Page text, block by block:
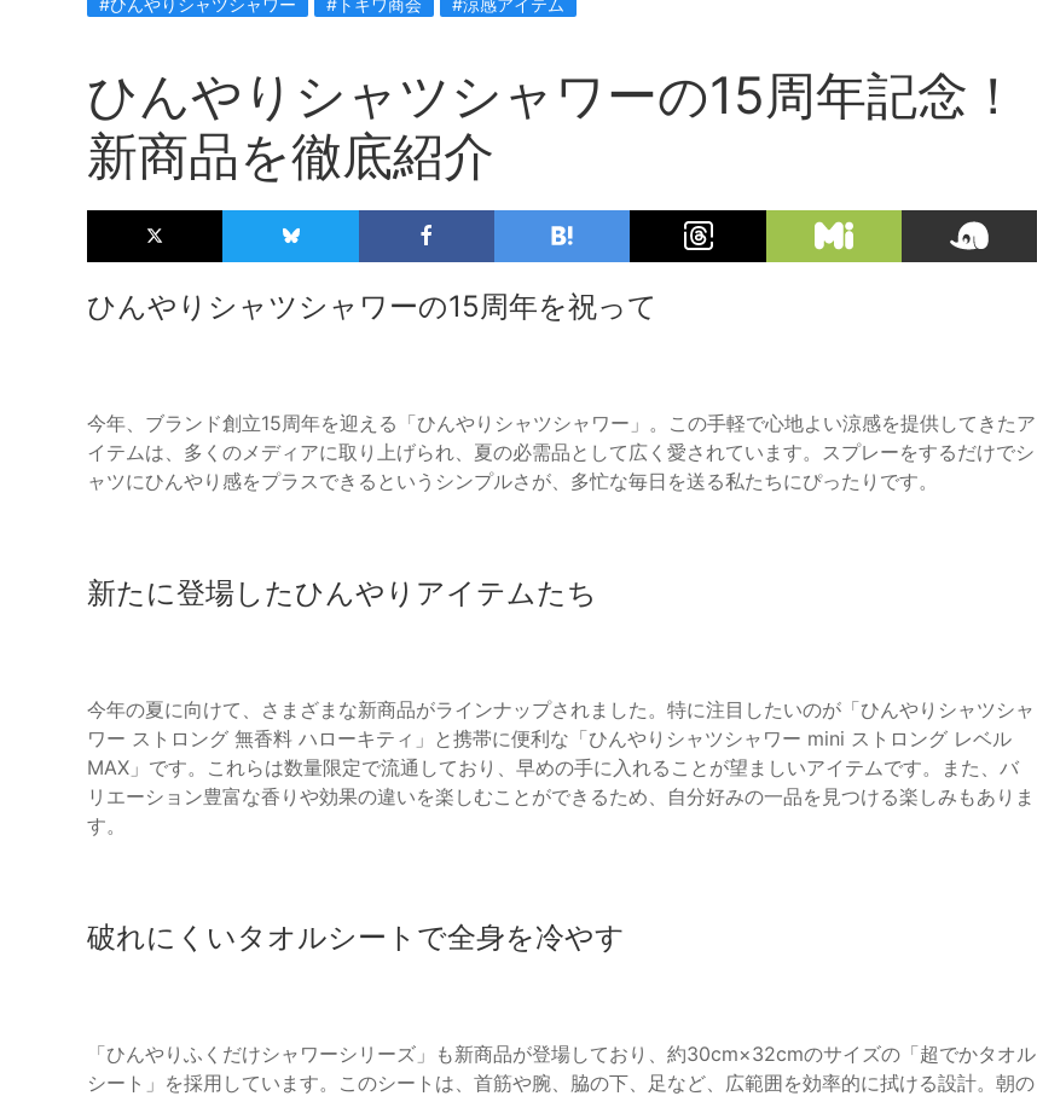
ひんやりシャツシャワーの15周年記念！
新商品を徹底紹介
ひんやりシャツシャワーの15周年を祝って
今年、ブランド創立15周年を迎える「ひんやりシャツシャワー」。この手軽で心地よい涼感を提供してきたア
イテムは、多くのメディアに取り上げられ、夏の必需品として広く愛されています。スプレーをするだけでシ
ャツにひんやり感をプラスできるというシンプルさが、多忙な毎日を送る私たちにぴったりです。
新たに登場したひんやりアイテムたち
今年の夏に向けて、さまざまな新商品がラインナップされました。特に注目したいのが「ひんやりシャツシャ
ワー ストロング 無香料 ハローキティ」と携帯に便利な「ひんやりシャツシャワー mini ストロング レベル
MAX」です。これらは数量限定で流通しており、早めの手に入れることが望ましいアイテムです。また、バ
リエーション豊富な香りや効果の違いを楽しむことができるため、自分好みの一品を見つける楽しみもありま
す。
破れにくいタオルシートで全身を冷やす
「ひんやりふくだけシャワーシリーズ」も新商品が登場しており、約30cm×32cmのサイズの「超でかタオル
シート」を採用しています。このシートは、首筋や腕、脇の下、足など、広範囲を効率的に拭ける設計。朝の